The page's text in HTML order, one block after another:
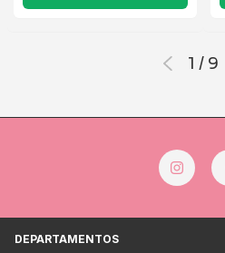
1 / 9
DEPARTAMENTOS